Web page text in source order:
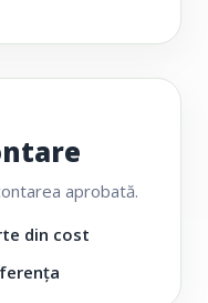
aprobată.
din cost